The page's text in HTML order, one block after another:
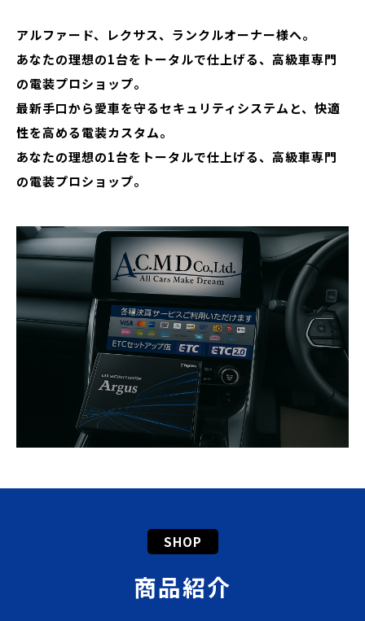
アルファード、レクサス、ランクルオーナー様へ。
あなたの理想の1台をトータルで仕上げる、高級車専門
の電装プロショップ。
最新手口から愛車を守るセキュリティシステムと、快適
性を高める電装カスタム。
あなたの理想の1台をトータルで仕上げる、高級車専門
の電装プロショップ。
SHOP
商品紹介